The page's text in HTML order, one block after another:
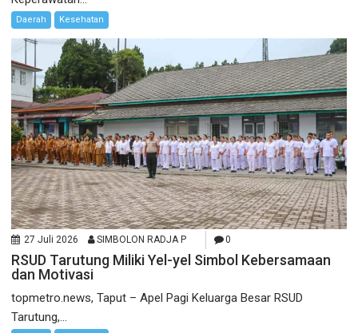
Daerah Kesehatan
27 Juli 2026 SIMBOLON RADJA P 0
RSUD Tarutung Miliki Yel-yel Simbol Kebersamaan
dan Motivasi
topmetro.news, Taput – Apel Pagi Keluarga Besar RSUD
Tarutung,...